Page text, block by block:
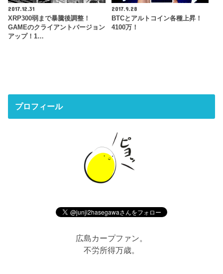
2017.12.31
XRP300弱まで暴騰後調整！
GAMEのクライアントバージョン
アップ！1…
2017.9.28
BTCとアルトコイン各種上昇！
4100万！
プロフィール
広島カープファン。
不労所得万歳。